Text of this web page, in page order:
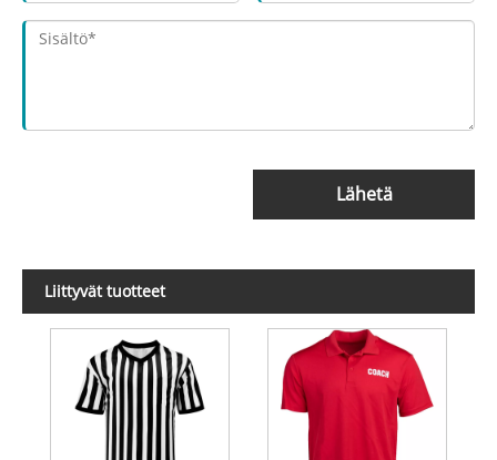
Lähetä
Liittyvät tuotteet